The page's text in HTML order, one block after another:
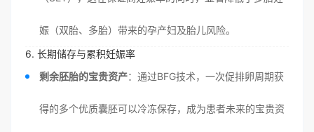
娠（双胎、多胎）带来的孕产妇及胎儿风险。
6. 长期储存与累积妊娠率
剩余胚胎的宝贵资产：通过BFG技术，一次促排卵周期获
得的多个优质囊胚可以冷冻保存，成为患者未来的宝贵资